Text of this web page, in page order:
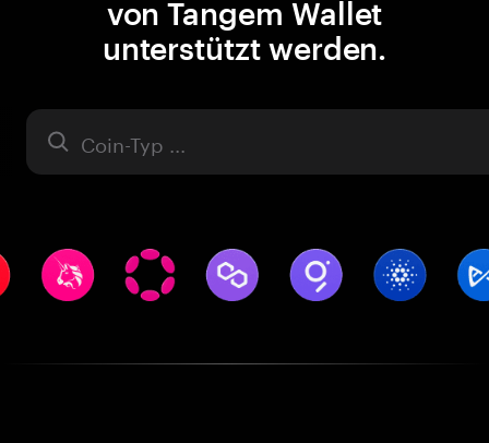
von Tangem Wallet
unterstützt werden.
Asset